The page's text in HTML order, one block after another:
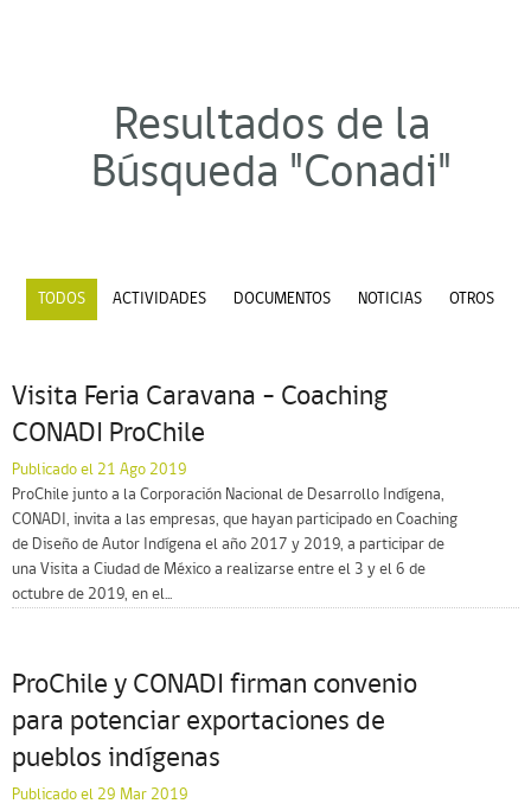
Resultados de la
Búsqueda "Conadi"
TODOS ACTIVIDADES DOCUMENTOS NOTICIAS OTROS
Visita Feria Caravana – Coaching
CONADI ProChile
Publicado el 21 Ago 2019
ProChile junto a la Corporación Nacional de Desarrollo Indígena,
CONADI, invita a las empresas, que hayan participado en Coaching
de Diseño de Autor Indígena el año 2017 y 2019, a participar de
una Visita a Ciudad de México a realizarse entre el 3 y el 6 de
octubre de 2019, en el...
ProChile y CONADI firman convenio
para potenciar exportaciones de
pueblos indígenas
Publicado el 29 Mar 2019